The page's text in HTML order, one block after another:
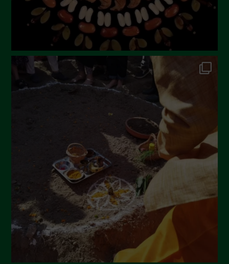
Febbraio 2023
Dicembre 2022
Novembre 2022
Ottobre 2022
Settembre 2022
Aprile 2022
Marzo 2022
Febbraio 2022
Gennaio 2022
Dicembre 2021
Novembre 2021